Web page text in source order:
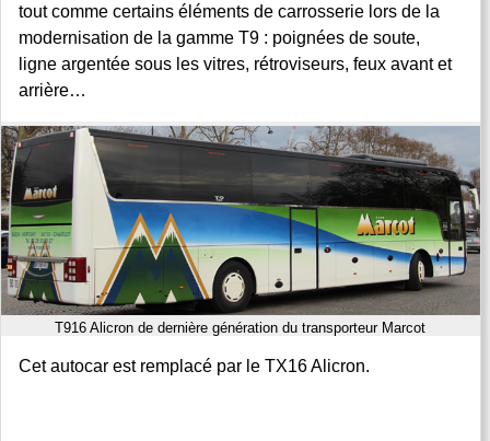
tout comme certains éléments de carrosserie lors de la
modernisation de la gamme T9 : poignées de soute,
ligne argentée sous les vitres, rétroviseurs, feux avant et
arrière…
T916 Alicron de dernière génération du transporteur Marcot
Cet autocar est remplacé par le TX16 Alicron.